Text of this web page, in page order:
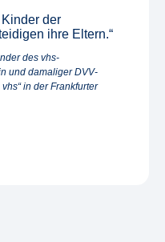
der
ihre Eltern.“
des vhs-
und damaliger DVV-
in der Frankfurter